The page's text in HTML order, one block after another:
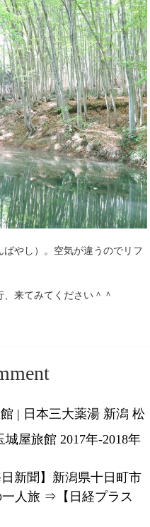
やし）。空気が違うのでリフ
来てみてください＾＾
| 日本三大薬湯 新潟 松
屋旅館 2017年-2018年
新聞】新潟県十日町市
人旅 ⇒【日経プラス